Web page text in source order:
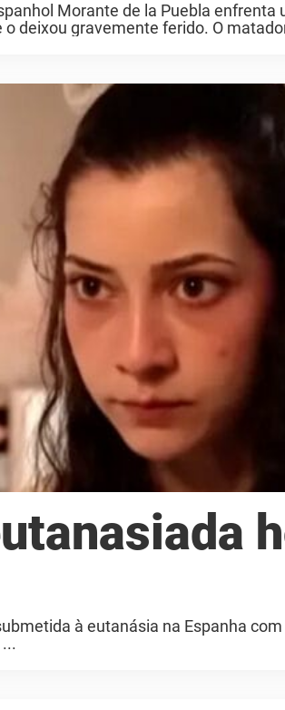
Morante de la Puebla enfrenta
deixou gravemente ferido. O
à eutanásia na Espanha